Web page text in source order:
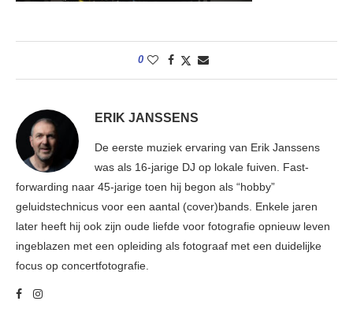
0
ERIK JANSSENS
De eerste muziek ervaring van Erik Janssens
was als 16-jarige DJ op lokale fuiven. Fast-
forwarding naar 45-jarige toen hij begon als “hobby”
geluidstechnicus voor een aantal (cover)bands. Enkele jaren
later heeft hij ook zijn oude liefde voor fotografie opnieuw leven
ingeblazen met een opleiding als fotograaf met een duidelijke
focus op concertfotografie.